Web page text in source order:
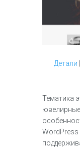
Детали
Тематика